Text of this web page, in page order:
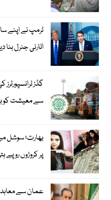
ٹرمپ نے اپنے
اٹارنی جنرل بنا
گڈز
سے معیشت کو
بھارت؛ سوشل
پر کروڑوں روپے
عمان سے